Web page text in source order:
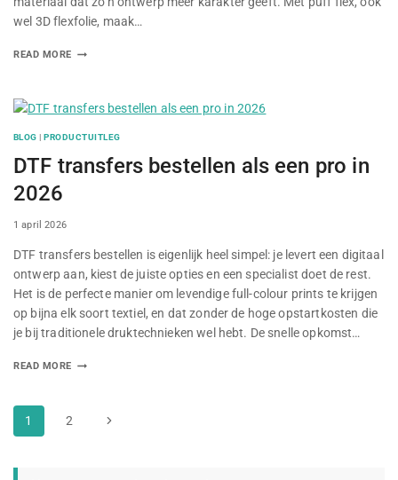
wel 3D flexfolie, maak…
READ MORE
BLOG PRODUCTUITLEG
DTF transfers bestellen als een pro in
2026
By
1 april 2026
DTF transfers bestellen is eigenlijk heel simpel: je levert een digitaal
ontwerp aan, kiest de juiste opties en een specialist doet de rest.
Het is de perfecte manier om levendige full-colour prints te krijgen
op bijna elk soort textiel, en dat zonder de hoge opstartkosten die
je bij traditionele druktechnieken wel hebt. De snelle opkomst…
READ MORE
1 2